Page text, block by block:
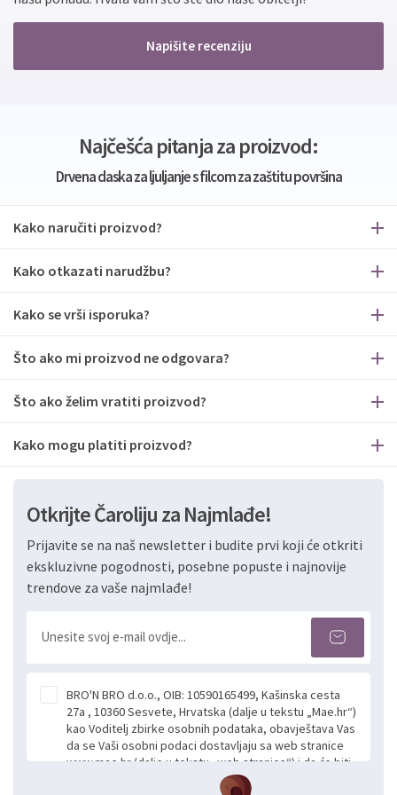
Napišite recenziju
Najčešća pitanja za proizvod:
Drvena daska za ljuljanje s filcom za zaštitu površina
Kako naručiti proizvod?
Kako otkazati narudžbu?
Kako se vrši isporuka?
Što ako mi proizvod ne odgovara?
Što ako želim vratiti proizvod?
Kako mogu platiti proizvod?
Otkrijte Čaroliju za Najmlađe!
Prijavite se na naš newsletter i budite prvi koji će otkriti
ekskluzivne pogodnosti, posebne popuste i najnovije
trendove za vaše najmlađe!
BRO'N BRO d.o.o., OIB: 10590165499, Kašinska cesta
27a , 10360 Sesvete, Hrvatska (dalje u tekstu „Mae.hr“)
kao Voditelj zbirke osobnih podataka, obavještava Vas
da se Vaši osobni podaci dostavljaju sa web stranice
www.mae.hr (dalje u tekstu „web stranice“) i da će biti
obrađeni. Prihvaćanjem ove Izjave smatra se da